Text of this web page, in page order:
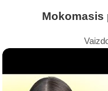
Mokomasis